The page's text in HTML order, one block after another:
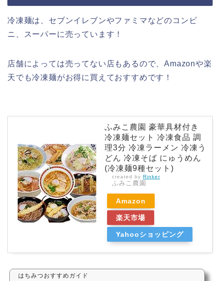
冷凍麺は、セブンイレブンやファミマなどのコンビ
ニ、スーパーに売っています！
店舗によっては売ってない店もあるので、Amazonや楽
天でも冷凍麺がお得に買えておすすめです！
ふみこ農園 豪華具材付き
冷凍麺セット 冷凍食品 調
理3分 冷凍ラーメン 冷凍う
どん 冷凍そば にゅうめん
(冷凍麺9種セット)
created by Rinker
ふみこ農園
Amazon
楽天市場
Yahooショッピング
はちみつおすすめガイド